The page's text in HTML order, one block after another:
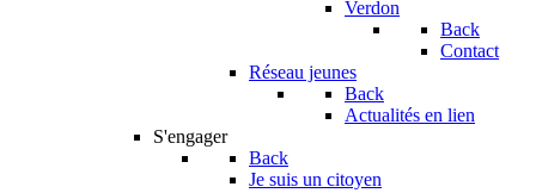
Verdon
Back
Contact
Réseau jeunes
Back
Actualités en lien
S'engager
Back
Je suis un citoyen